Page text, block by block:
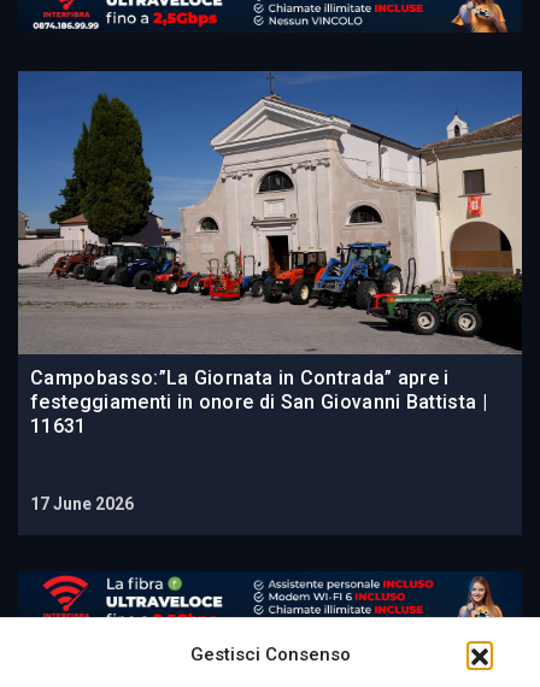
Gestisci Consenso
Campobasso:”La Giornata in Contrada” apre i
festeggiamenti in onore di San Giovanni Battista |
11631
17 June 2026